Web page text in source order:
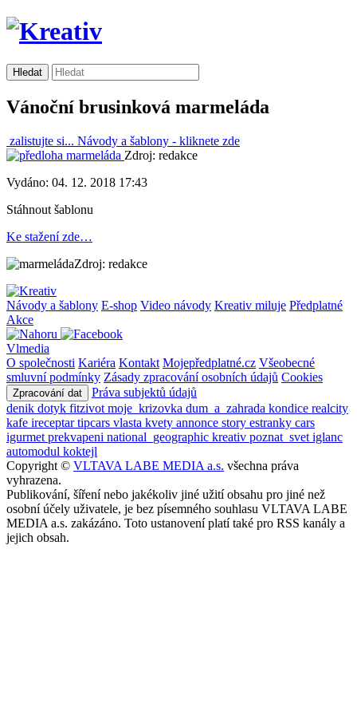
Vánoční brusinková marmeláda
zalistujte si... Návody a šablony - kliknete zde
Zdroj: redakce
Vydáno: 04. 12. 2018 17:43
Stáhnout šablonu
Ke stažení zde…
Zdroj: redakce
Návody a šablony E-shop Video návody Kreativ miluje Předplatné
Akce
Vlmedia
O společnosti Kariéra Kontakt Mojepředplatné.cz Všeobecné
smluvní podmínky Zásady zpracování osobních údajů Cookies
Zpracování dat
Práva subjektů údajů
denik dotyk fitzivot moje_krizovka dum_a_zahrada kondice realcity
kafe ireceptartipcars vlasta kvety annonce story estranky cars
igurmet prekvapeni national_geographic kreativ poznat_svet iglanc
automodul koktejl
Copyright © VLTAVA LABE MEDIA a.s. všechna práva
vyhrazena.
Publikování, šíření nebo jakékoliv jiné užití obsahu pro jiné než
osobní účely uživatele, je bez písemného souhlasu VLTAVA LABE
MEDIA a.s. zakázáno. Toto ustanovení platí také pro RSS kanály a
jejich obsah.